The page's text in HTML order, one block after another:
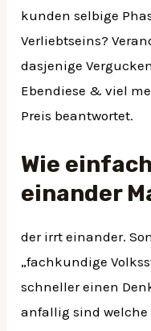
kunden selbige
Verliebtseins?
dasjenige
Ebendiese & viel
Preis beantwortet.
Wie
einander
der irrt einander.
„fachkundige
schneller einen
anfallig sind